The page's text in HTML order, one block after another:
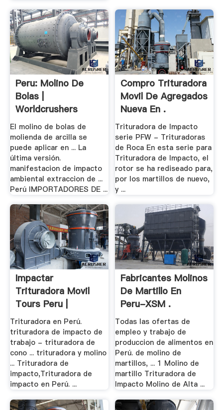
Peru: Molino De
Bolas |
Worldcrushers
El molino de bolas de
molienda de arcilla se
puede aplicar en ... La
última versión.
manifestacion de impacto
ambiental extraccion de ...
Perú IMPORTADORES DE ...
Compro Trituradora
Movil De Agregados
Nueva En .
Trituradora de Impacto
serie PFW - Trituradoras
de Roca En esta serie para
Trituradora de Impacto, el
rotor se ha rediseado para,
por los martillos de nuevo,
y ...
Impactar
Trituradora Movil
Tours Peru |
Raymond .
Trituradora en Perú.
trituradora de impacto de
trabajo - trituradora de
cono ... trituradora y molino
... Trituradora de
impacto,Trituradora de
impacto en Perú. ...
Fabricantes Molinos
De Martillo En
Peru-XSM .
Todas las ofertas de
empleo y trabajo de
produccion de alimentos en
Perú. de molino de
martillos, ... 1 Molino de
martillo Trituradora de
Impacto Molino de Alta ...